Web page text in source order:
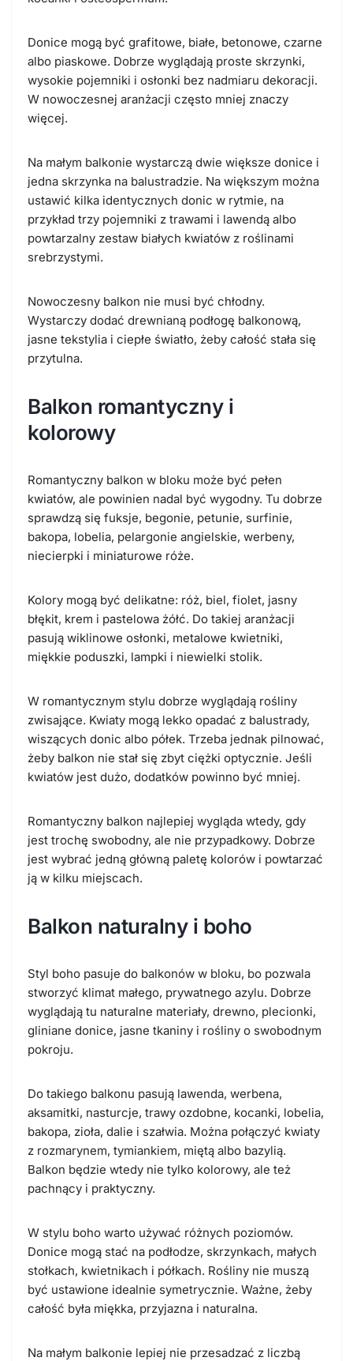
Donice mogą być grafitowe, białe, betonowe, czarne
albo piaskowe. Dobrze wyglądają proste skrzynki,
wysokie pojemniki i osłonki bez nadmiaru dekoracji.
W nowoczesnej aranżacji często mniej znaczy
więcej.
Na małym balkonie wystarczą dwie większe donice i
jedna skrzynka na balustradzie. Na większym można
ustawić kilka identycznych donic w rytmie, na
przykład trzy pojemniki z trawami i lawendą albo
powtarzalny zestaw białych kwiatów z roślinami
srebrzystymi.
Nowoczesny balkon nie musi być chłodny.
Wystarczy dodać drewnianą podłogę balkonową,
jasne tekstylia i ciepłe światło, żeby całość stała się
przytulna.
Balkon romantyczny i
kolorowy
Romantyczny balkon w bloku może być pełen
kwiatów, ale powinien nadal być wygodny. Tu dobrze
sprawdzą się fuksje, begonie, petunie, surfinie,
bakopa, lobelia, pelargonie angielskie, werbeny,
niecierpki i miniaturowe róże.
Kolory mogą być delikatne: róż, biel, fiolet, jasny
błękit, krem i pastelowa żółć. Do takiej aranżacji
pasują wiklinowe osłonki, metalowe kwietniki,
miękkie poduszki, lampki i niewielki stolik.
W romantycznym stylu dobrze wyglądają rośliny
zwisające. Kwiaty mogą lekko opadać z balustrady,
wiszących donic albo półek. Trzeba jednak pilnować,
żeby balkon nie stał się zbyt ciężki optycznie. Jeśli
kwiatów jest dużo, dodatków powinno być mniej.
Romantyczny balkon najlepiej wygląda wtedy, gdy
jest trochę swobodny, ale nie przypadkowy. Dobrze
jest wybrać jedną główną paletę kolorów i powtarzać
ją w kilku miejscach.
Balkon naturalny i boho
Styl boho pasuje do balkonów w bloku, bo pozwala
stworzyć klimat małego, prywatnego azylu. Dobrze
wyglądają tu naturalne materiały, drewno, plecionki,
gliniane donice, jasne tkaniny i rośliny o swobodnym
pokroju.
Do takiego balkonu pasują lawenda, werbena,
aksamitki, nasturcje, trawy ozdobne, kocanki, lobelia,
bakopa, zioła, dalie i szałwia. Można połączyć kwiaty
z rozmarynem, tymiankiem, miętą albo bazylią.
Balkon będzie wtedy nie tylko kolorowy, ale też
pachnący i praktyczny.
W stylu boho warto używać różnych poziomów.
Donice mogą stać na podłodze, skrzynkach, małych
stołkach, kwietnikach i półkach. Rośliny nie muszą
być ustawione idealnie symetrycznie. Ważne, żeby
całość była miękka, przyjazna i naturalna.
Na małym balkonie lepiej nie przesadzać z liczbą